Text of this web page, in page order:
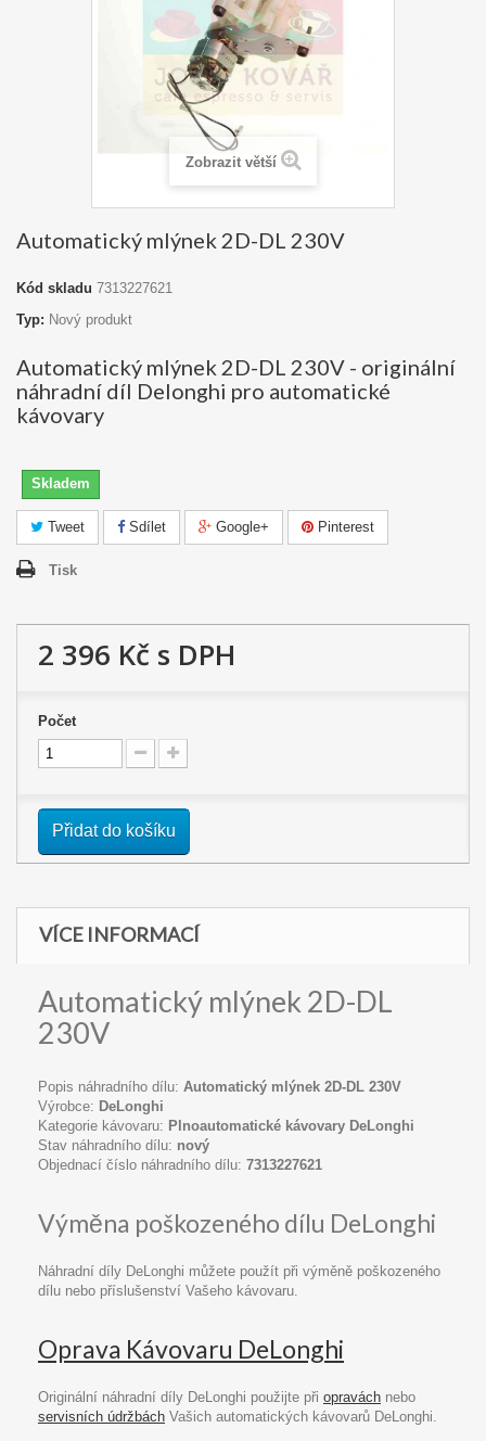
Zobrazit větší
Automatický mlýnek 2D-DL 230V
Kód skladu 7313227621
Typ: Nový produkt
Automatický mlýnek 2D-DL 230V - originální
náhradní díl Delonghi pro automatické
kávovary
Skladem
Tweet Sdílet Google+ Pinterest
Tisk
2 396 Kč s DPH
Počet
Přidat do košíku
VÍCE INFORMACÍ
Automatický mlýnek 2D-DL
230V
Popis náhradního dílu: Automatický mlýnek 2D-DL 230V
Výrobce: DeLonghi
Kategorie kávovaru: Plnoautomatické kávovary DeLonghi
Stav náhradního dílu: nový
Objednací číslo náhradního dílu: 7313227621
Výměna poškozeného dílu DeLonghi
Náhradní díly DeLonghi můžete použít při výměně poškozeného
dílu nebo příslušenství Vašeho kávovaru.
Oprava Kávovaru DeLonghi
Originální náhradní díly DeLonghi použijte při opravách nebo
servisních údržbách Vašich automatických kávovarů DeLonghi.